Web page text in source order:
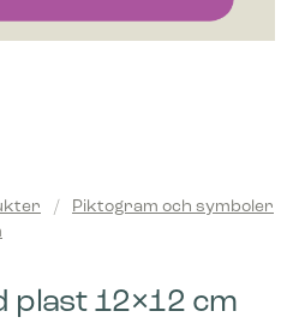
/
Piktogram och symboler
plast 12×12 cm